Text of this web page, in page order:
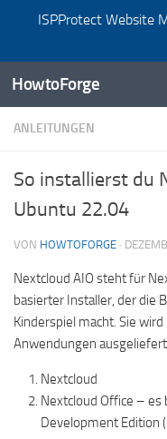
ISPProtect Website
Zum Inhalt springen
HowtoForge
ANLEITUNGEN
So installierst du
Ubuntu 22.04
VON HOWTOFORGE ·
Nextcloud AIO steht für
basierter Installer, der die
Kinderspiel macht. Sie
Anwendungen
Nextcloud
Nextcloud Office – es
Development Edition